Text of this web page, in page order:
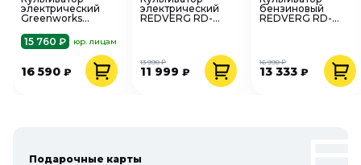
электрический
Greenworks
1500Вт, 40см
15 760 ₽ юр. лицам
16 590 ₽
электрический
REDVERG RD-
11 999 ₽
13 990 ₽
бензиновый
REDVERG RD-
13 333 ₽
16 990 ₽
Подарочные карты